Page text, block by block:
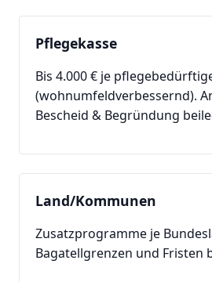
Pflegekasse
Bis 4.000 € je
(wohnumfeldverbessernd).
Bescheid & Begründung
Land/Kommunen
Zusatzprogramme je
Bagatellgrenzen und Fristen